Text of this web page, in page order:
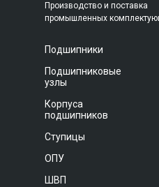
Производство и поставка
промышленных
Подшипники
Подшипниковые
узлы
Корпуса
подшипников
Ступицы
ОПУ
ШВП